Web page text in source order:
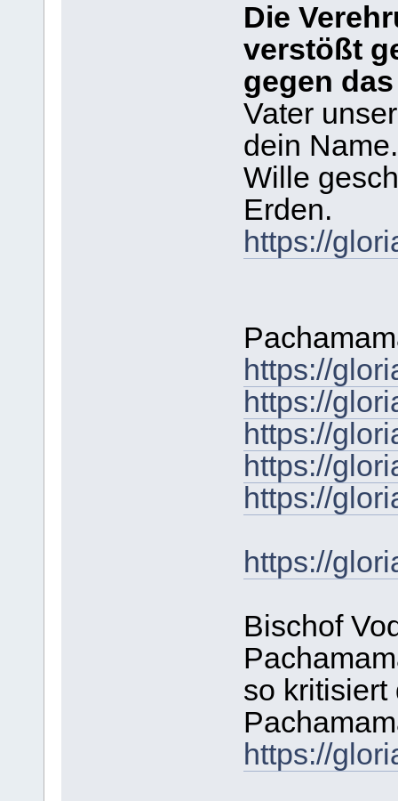
Die
verstößt
gegen
Vater
dein
Wille
Erden.
https://
https://
https://
https://
https://
https://
https://
Bischof
so kritisiert
https://